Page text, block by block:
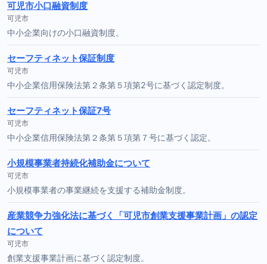
可児市小口融資制度
可児市
中小企業向けの小口融資制度。
セーフティネット保証制度
可児市
中小企業信用保険法第２条第５項第2号に基づく認定制度。
セーフティネット保証7号
可児市
中小企業信用保険法第２条第５項第７号に基づく認定。
小規模事業者持続化補助金について
可児市
小規模事業者の事業継続を支援する補助金制度。
産業競争力強化法に基づく「可児市創業支援事業計画」の認定
について
可児市
創業支援事業計画に基づく認定制度。